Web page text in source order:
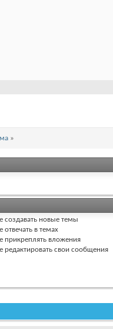
»
создавать новые темы
отвечать в темах
прикреплять вложения
редактировать свои сообщения